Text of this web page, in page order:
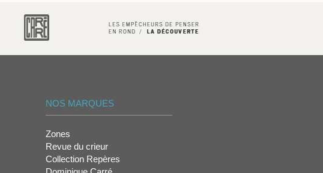
NOS MARQUES
Zones
Revue du crieur
Collection Repères